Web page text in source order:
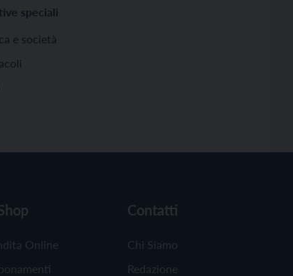
speciali
e società
Online
Contatti
Chi Siamo
Redazione